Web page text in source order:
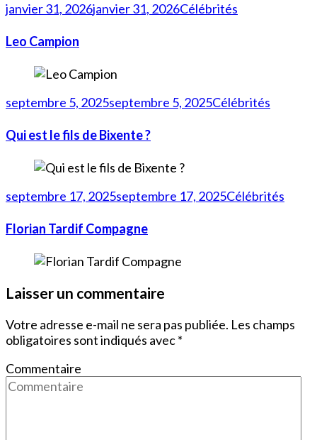
janvier 31, 2026janvier 31, 2026Célébrités
Leo Campion
septembre 5, 2025septembre 5, 2025Célébrités
Qui est le fils de Bixente ?
septembre 17, 2025septembre 17, 2025Célébrités
Florian Tardif Compagne
Laisser un commentaire
Votre adresse e-mail ne sera pas publiée. Les champs
obligatoires sont indiqués avec*
Commentaire